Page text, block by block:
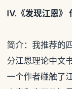
IV.《发现江恩》
简介：我推荐的
分江恩理论中文
一个作者碰触了